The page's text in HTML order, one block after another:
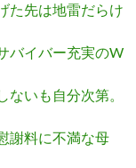
た先は地雷だらけ
バイバー充実のW
ないも自分次第。
謝料に不満な母